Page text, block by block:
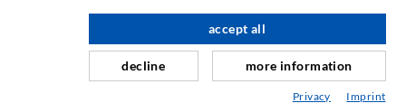
Curtain- & Masonry injection
Repair of expansion joints
Mining & Tunnelingdecline
accept all
more information
Privacy Imprint